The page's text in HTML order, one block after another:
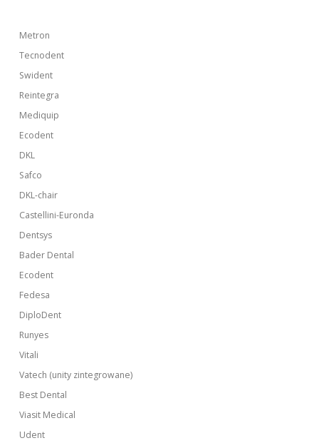
Metron
Tecnodent
Swident
Reintegra
Mediquip
Ecodent
DKL
Safco
DKL-chair
Castellini-Euronda
Dentsys
Bader Dental
Ecodent
Fedesa
DiploDent
Runyes
Vitali
Vatech (unity zintegrowane)
Best Dental
Viasit Medical
Udent